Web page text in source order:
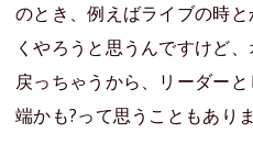
のとき、例えばライブの時
くやろうと思うんですけど
戻っちゃうから、リーダー
端かも?って思うこともあり